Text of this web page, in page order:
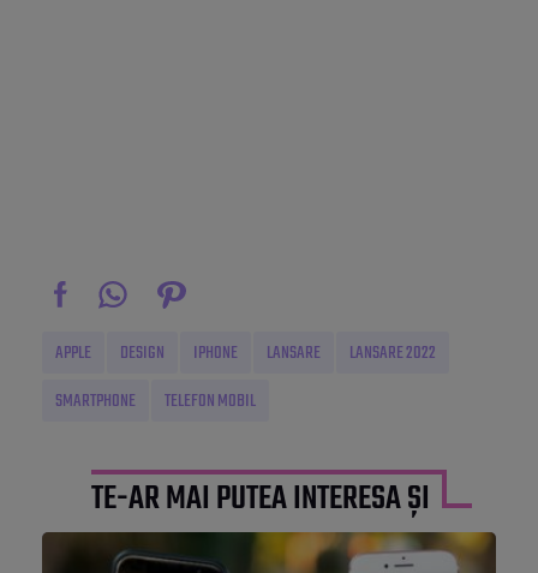
APPLE DESIGN IPHONE LANSARE
LANSARE 2022
SMARTPHONE
TELEFON MOBIL
TE-AR MAI PUTEA INTERESA ȘI